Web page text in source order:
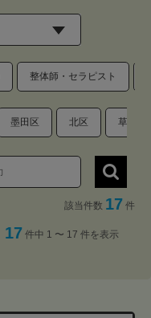
整体師・セラピスト
墨田区 北区 草加市
該当件数 17 件
17 件中 1 〜 17 件を表示